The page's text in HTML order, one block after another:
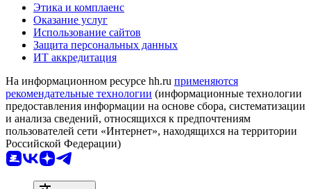
Этика и комплаенс
Оказание услуг
Использование сайтов
Защита персональных данных
ИТ аккредитация
На информационном ресурсе hh.ru применяются
рекомендательные технологии (информационные технологии
предоставления информации на основе сбора, систематизации
и анализа сведений, относящихся к предпочтениям
пользователей сети «Интернет», находящихся на территории
Российской Федерации)